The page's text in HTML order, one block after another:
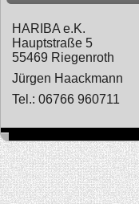
HARIBA e.K.
Hauptstraße 5
55469 Riegenroth
Jürgen Haackmann
Tel.: 06766 960711